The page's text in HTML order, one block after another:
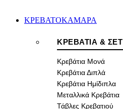
ΚΡΕΒΑΤΟΚΑΜΑΡΑ
ΚΡΕΒΑΤΙΑ & ΣΕΤ
Κρεβάτια Μονά
Κρεβάτια Διπλά
Κρεβάτια Ημίδιπλα
Μεταλλικά Κρεβάτια
Τάβλες Κρεβατιού